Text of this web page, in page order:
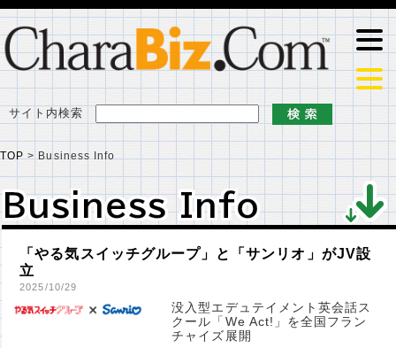
サイト内検索
TOP > Business Info
Business Info
Business Info
「やる気スイッチグループ」と「サンリオ」がJV設
立
2025/10/29
没入型エデュテイメント英会話ス
クール「We Act!」を全国フラン
チャイズ展開